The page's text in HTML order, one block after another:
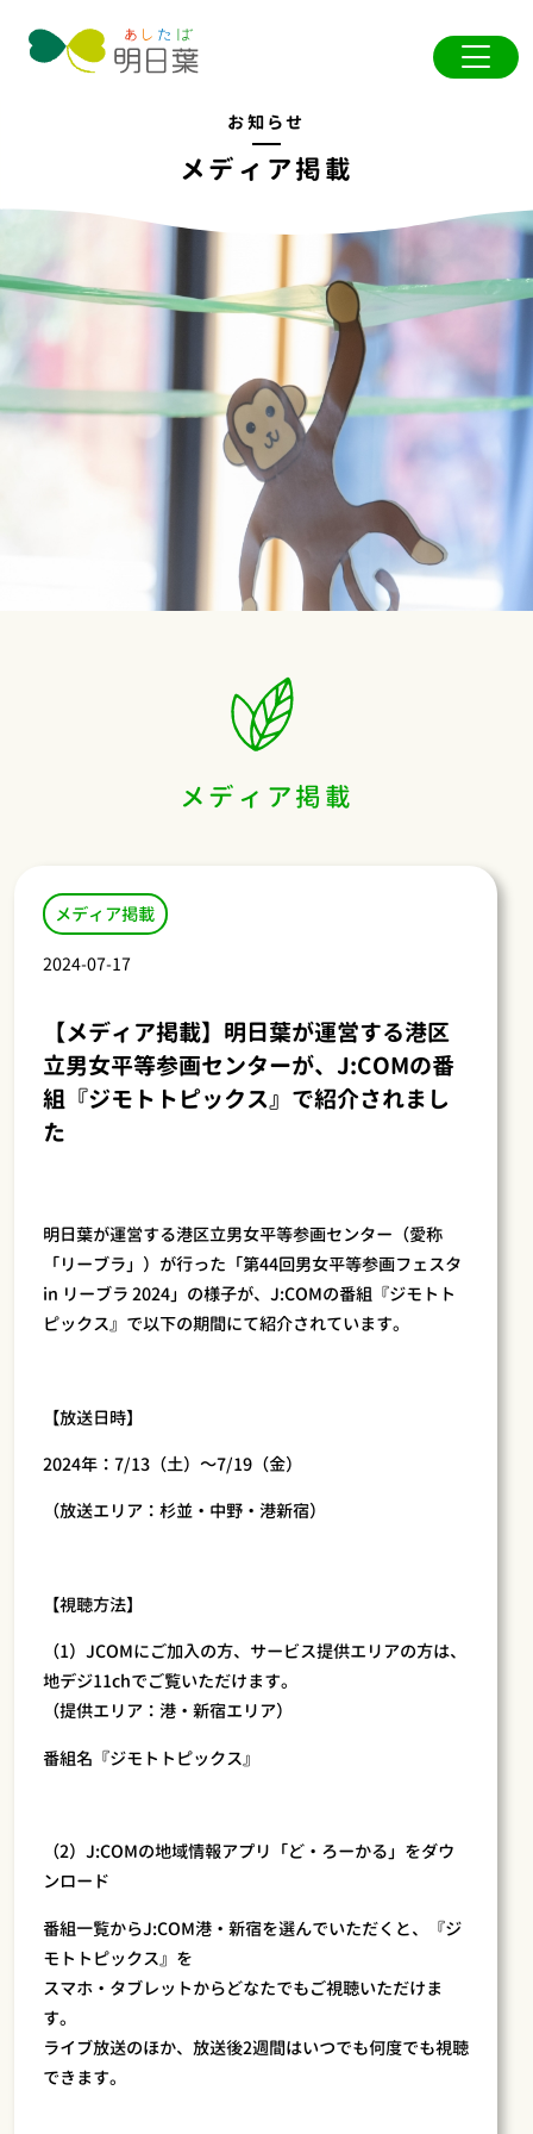
お知らせ
メディア掲載
メディア掲載
メディア掲載
2024-07-17
【メディア掲載】明日葉が運営する港区
立男女平等参画センターが、J:COMの番
組『ジモトトピックス』で紹介されまし
た
明日葉が運営する港区立男女平等参画センター（愛称
「リーブラ」）が行った「第44回男女平等参画フェスタ
in リーブラ 2024」の様子が、J:COMの番組『ジモトト
ピックス』で以下の期間にて紹介されています。
【放送日時】
2024年：7/13（土）～7/19（金）
（放送エリア：杉並・中野・港新宿）
【視聴方法】
（1）JCOMにご加入の方、サービス提供エリアの方は、
地デジ11chでご覧いただけます。
（提供エリア：港・新宿エリア）
番組名『ジモトトピックス』
（2）J:COMの地域情報アプリ「ど・ろーかる」をダウ
ンロード
番組一覧からJ:COM港・新宿を選んでいただくと、『ジ
モトトピックス』を
スマホ・タブレットからどなたでもご視聴いただけま
す。
ライブ放送のほか、放送後2週間はいつでも何度でも視聴
できます。